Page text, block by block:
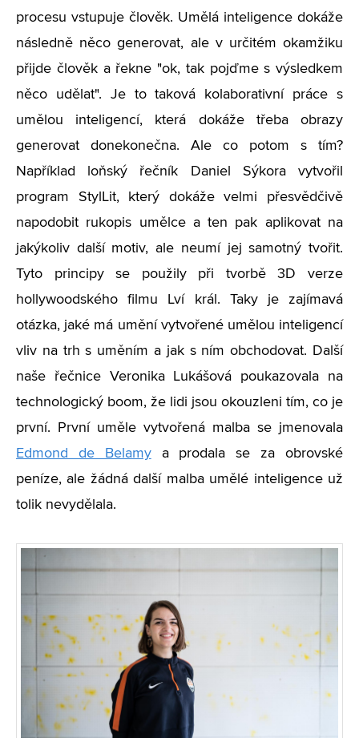
procesu vstupuje člověk. Umělá inteligence dokáže
následně něco generovat, ale v určitém okamžiku
přijde člověk a řekne "ok, tak pojďme s výsledkem
něco udělat". Je to taková kolaborativní práce s
umělou inteligencí, která dokáže třeba obrazy
generovat donekonečna. Ale co potom s tím?
Například loňský řečník Daniel Sýkora vytvořil
program StylLit, který dokáže velmi přesvědčivě
napodobit rukopis umělce a ten pak aplikovat na
jakýkoliv další motiv, ale neumí jej samotný tvořit.
Tyto principy se použily při tvorbě 3D verze
hollywoodského filmu Lví král. Taky je zajímavá
otázka, jaké má umění vytvořené umělou inteligencí
vliv na trh s uměním a jak s ním obchodovat. Další
naše řečnice Veronika Lukášová poukazovala na
technologický boom, že lidi jsou okouzleni tím, co je
první. První uměle vytvořená malba se jmenovala
Edmond de Belamya prodala se za obrovské
peníze, ale žádná další malba umělé inteligence už
tolik nevydělala.